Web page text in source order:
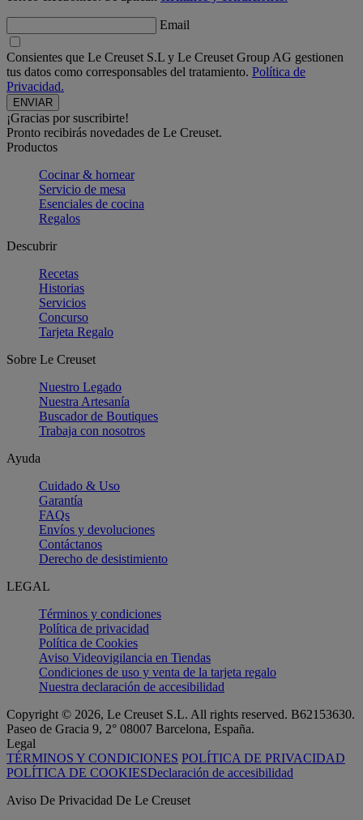
Email
Consientes que Le Creuset S.L y Le Creuset Group AG gestionen
tus datos como corresponsables del tratamiento. Política de
Privacidad.
¡Gracias por suscribirte!
Pronto recibirás novedades de Le Creuset.
Productos
Cocinar & hornear
Servicio de mesa
Esenciales de cocina
Regalos
Descubrir
Recetas
Historias
Servicios
Concurso
Tarjeta Regalo
Sobre Le Creuset
Nuestro Legado
Nuestra Artesanía
Buscador de Boutiques
Trabaja con nosotros
Ayuda
Cuidado & Uso
Garantía
FAQs
Envíos y devoluciones
Contáctanos
Derecho de desistimiento
LEGAL
Términos y condiciones
Política de privacidad
Política de Cookies
Aviso Videovigilancia en Tiendas
Condiciones de uso y venta de la tarjeta regalo
Nuestra declaración de accesibilidad
Copyright © 2026, Le Creuset S.L. All rights reserved. B62153630.
Paseo de Gracia 9, 2° 08007 Barcelona, España.
Legal
TÉRMINOS Y CONDICIONES POLÍTICA DE PRIVACIDAD
POLÍTICA DE COOKIESDeclaración de accesibilidad
Aviso De Privacidad De Le Creuset